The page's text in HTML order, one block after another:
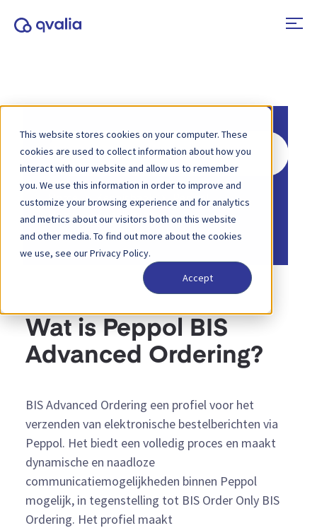
This website stores cookies on your computer. These
cookies are used to collect information about how you
interact with our website and allow us to remember
you. We use this information in order to improve and
customize your browsing experience and for analytics
and metrics about our visitors both on this website
and other media. To find out more about the cookies
we use, see our Privacy Policy.
Accept
Zoeken
naar
Home Kennisbank
Peppol
Home
Kennisbank
Formaten en berichttypes
Wat is Peppol BIS
Advanced Ordering?
BIS Advanced Ordering een profiel voor het
verzenden van elektronische bestelberichten via
Peppol. Het biedt een volledig proces en maakt
dynamische en naadloze
communicatiemogelijkheden binnen Peppol
mogelijk, in tegenstelling tot BIS Order Only BIS
Ordering. Het profiel maakt